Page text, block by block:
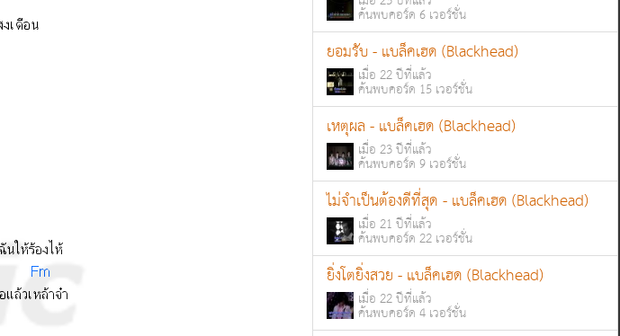
ค้นพบคอร์ด 6 เวอร์ชั่น
ยอมรับ - แบล็คเฮด (Blackhead)
เมื่อ 22 ปีที่แล้ว
ค้นพบคอร์ด 15 เวอร์ชั่น
เหตุผล - แบล็คเฮด (Blackhead)
เมื่อ 23 ปีที่แล้ว
ค้นพบคอร์ด 9 เวอร์ชั่น
ไม่จำเป็นต้องดีที่สุด - แบล็คเฮด (Blackhead)
เมื่อ 21 ปีที่แล้ว
ค้นพบคอร์ด 22 เวอร์ชั่น
ยิ่งโตยิ่งสวย - แบล็คเฮด (Blackhead)
เมื่อ 22 ปีที่แล้ว
ค้นพบคอร์ด 4 เวอร์ชั่น